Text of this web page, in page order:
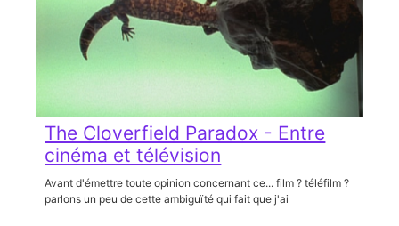
The Cloverfield Paradox - Entre
cinéma et télévision
Avant d'émettre toute opinion concernant ce... film ? téléfilm ?
parlons un peu de cette ambiguïté qui fait que j'ai